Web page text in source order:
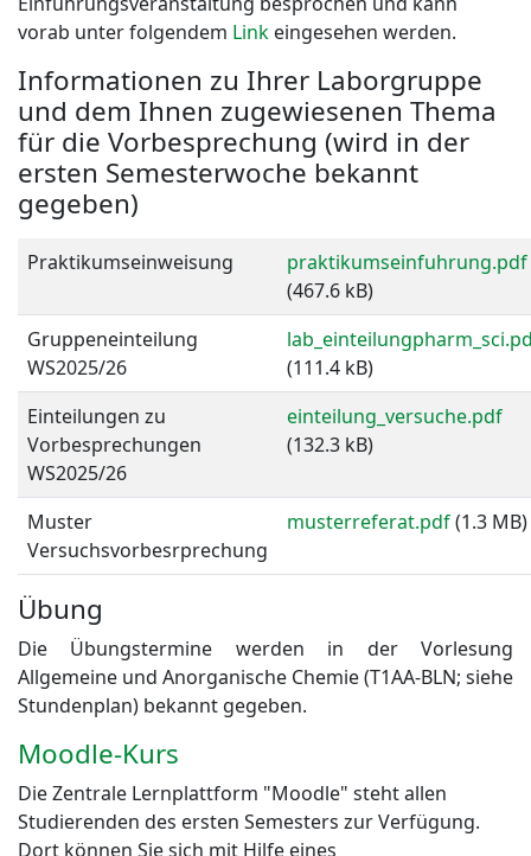
vorab unter folgendem Link eingesehen werden.
Informationen zu Ihrer Laborgruppe
und dem Ihnen zugewiesenen Thema
für die Vorbesprechung (wird in der
ersten Semesterwoche bekannt
gegeben)
Praktikumseinweisung
praktikumseinfuhrung.pdf
(467.6 kB)
Gruppeneinteilung
WS2025/26
(111.4 kB)
Einteilungen zu
Vorbesprechungen
WS2025/26
einteilung_versuche.pdf
(132.3 kB)
Muster
Versuchsvorbesrprechung
musterreferat.pdf(1.3 MB)
Übung
Die Übungstermine werden in der Vorlesung
Allgemeine und Anorganische Chemie (T1AA-BLN; siehe
Stundenplan) bekannt gegeben.
Moodle-Kurs
Die Zentrale Lernplattform "Moodle" steht allen
Studierenden des ersten Semesters zur Verfügung.
Dort können Sie sich mit Hilfe eines